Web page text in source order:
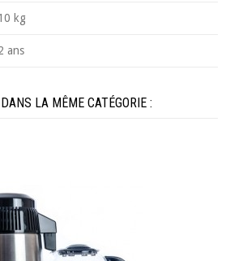
kg
ans
LA MÊME CATÉGORIE :